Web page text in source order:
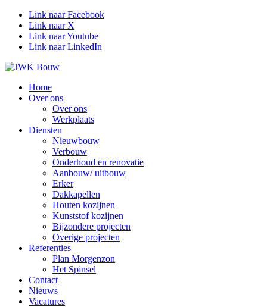
Link naar Facebook
Link naar X
Link naar Youtube
Link naar LinkedIn
Home
Over ons
Over ons
Werkplaats
Diensten
Nieuwbouw
Verbouw
Onderhoud en renovatie
Aanbouw/ uitbouw
Erker
Dakkapellen
Houten kozijnen
Kunststof kozijnen
Bijzondere projecten
Overige projecten
Referenties
Plan Morgenzon
Het Spinsel
Contact
Nieuws
Vacatures